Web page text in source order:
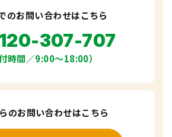
のお問い合わせはこちら
307-707
付時間／9:00〜18:00）
のお問い合わせはこちら